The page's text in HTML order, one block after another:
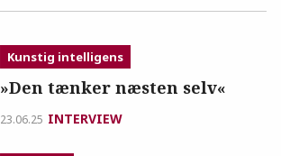
Kunstig intelligens
»Den tænker næsten selv«
23.06.25 INTERVIEW